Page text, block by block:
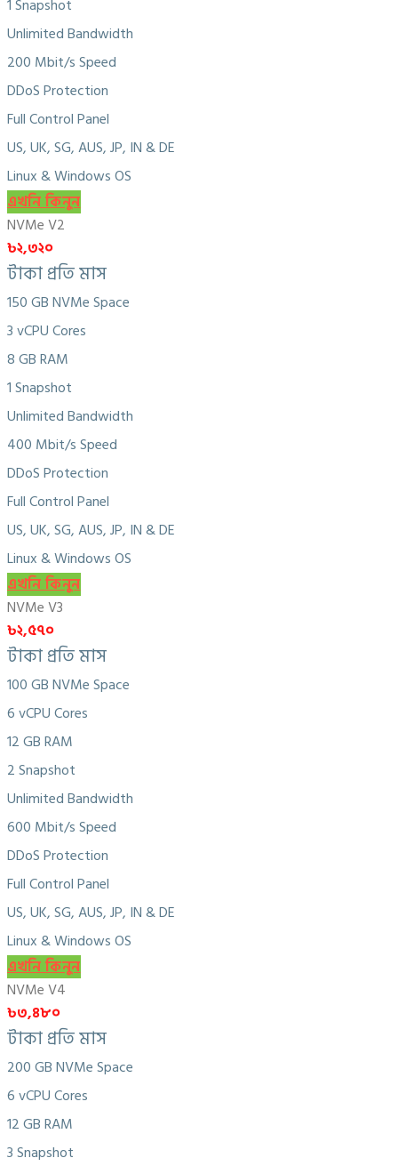
1 Snapshot
Unlimited Bandwidth
200 Mbit/s Speed
DDoS Protection
Full Control Panel
US, UK, SG, AUS, JP, IN & DE
Linux & Windows OS
এখনি কিনুন
NVMe V2
৳২,৩২০
টাকা প্রতি মাস
150 GB NVMe Space
3 vCPU Cores
8 GB RAM
1 Snapshot
Unlimited Bandwidth
400 Mbit/s Speed
DDoS Protection
Full Control Panel
US, UK, SG, AUS, JP, IN & DE
Linux & Windows OS
এখনি কিনুন
NVMe V3
৳২,৫৭০
টাকা প্রতি মাস
100 GB NVMe Space
6 vCPU Cores
12 GB RAM
2 Snapshot
Unlimited Bandwidth
600 Mbit/s Speed
DDoS Protection
Full Control Panel
US, UK, SG, AUS, JP, IN & DE
Linux & Windows OS
এখনি কিনুন
NVMe V4
৳৩,৪৮০
টাকা প্রতি মাস
200 GB NVMe Space
6 vCPU Cores
12 GB RAM
3 Snapshot